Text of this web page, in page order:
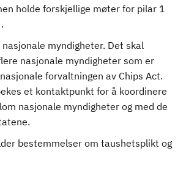
holde forskjellige møter for pilar 1
myndigheter. Det skal
nasjonale myndigheter som er
forvaltningen av Chips Act.
et kontaktpunkt for å koordinere
nasjonale myndigheter og med de
bestemmelser om taushetsplikt og